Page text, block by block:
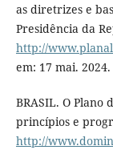
as diretrizes e
Presidência da
http://
em: 17 mai. 2024.
BRASIL. O Plano
princípios e
http://